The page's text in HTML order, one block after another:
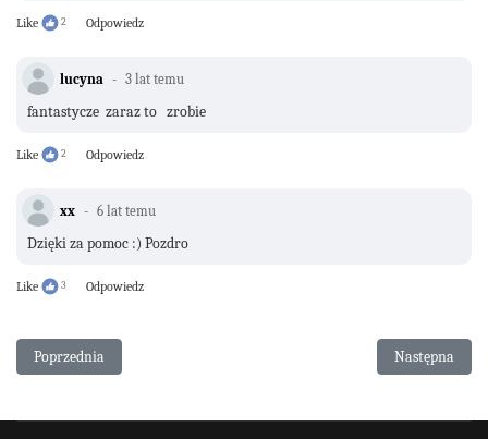
Like 2 Odpowiedz
lucyna 3 lat temu
fantastycze zaraz to zrobie
Like 2 Odpowiedz
xx 6 lat temu
Dzięki za pomoc :) Pozdro
Like 3 Odpowiedz
Poprzednia strona: Jak wyfiletować pomarańczę
Poprzednia Następna
Następna